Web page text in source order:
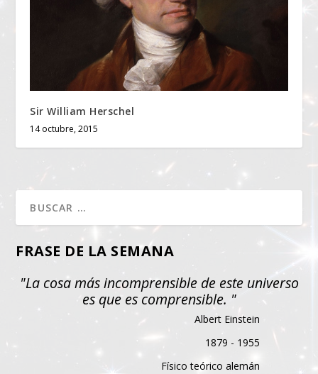
Sir William Herschel
14 octubre, 2015
FRASE DE LA SEMANA
"La cosa más incomprensible de este universo
es que es comprensible. "
Albert Einstein
1879 - 1955
Físico teórico alemán